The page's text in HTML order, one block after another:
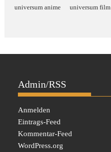
universum anime universum film
Admin/RSS
Anmelden
Eintrags-Feed
Kommentar-Feed
WordPress.org